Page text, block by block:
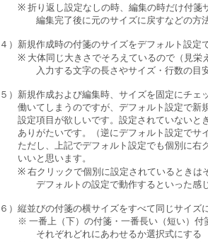
※ 折り返し設定なしの時、編集の時だけ付箋サ
編集完了後に元のサイズに戻すなどの方
４）新規作成時の付箋のサイズをデフォルト設定
※ 大体同じ大きさでそろえているので（見栄
入力する文字の長さやサイズ・行数の目安
５）新規作成および編集時、サイズを固定にチ
働いてしまうのですが、デフォルト設定で新
設定項目が欲しいです。設定されていないと
ありがたいです。（逆にデフォルト設定でサイ
ただし、上記でデフォルト設定でも個別に右
いいと思います。
※ 右クリックで個別に設定されているときは
デフォルトの設定で動作するといった感じ
６）縦並びの付箋の横サイズをすべて同じサイズ
※ 一番上（下）の付箋・一番長い（短い）付
それぞれどれにあわせるか選択式にする